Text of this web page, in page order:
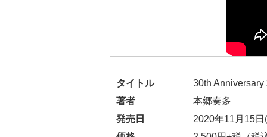
タイトル
30th
著者
本郷奏多
発売日
2020年11月15